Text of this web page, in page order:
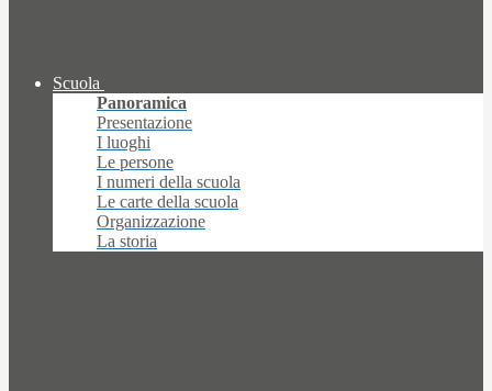
Scuola
Panoramica
Presentazione
I luoghi
Le persone
I numeri della scuola
Le carte della scuola
Organizzazione
La storia